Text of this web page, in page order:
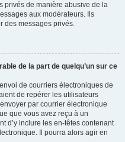
privés de manière abusive de la
aux modérateurs. Ils
des messages privés.
de la part de quelqu’un sur ce
de courriers électroniques de
de repérer les utilisateurs
par courrier électronique
que vous avez reçu à un
d’y inclure les en-têtes contenant
Il pourra alors agir en